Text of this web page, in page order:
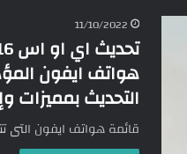
11/10/2022
هواتف ايفون
التحديث
قائمة هواتف ايفون التى